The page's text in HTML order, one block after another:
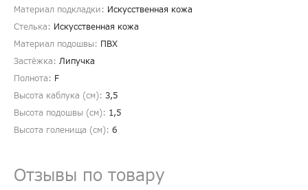
Материал подкладки: Искусственная кожа
Стелька: Искусственная кожа
Материал подошвы: ПВХ
Застёжка: Липучка
Полнота: F
Высота каблука (см): 3,5
Высота подошвы (см): 1,5
Высота голенища (cм): 6
Отзывы по товару